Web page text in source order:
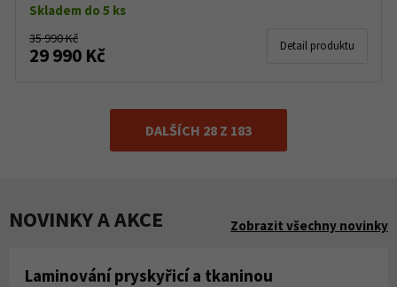
Skladem do 5 ks
35 990 Kč
29 990 Kč Detail produktu
DALŠÍCH 28 Z 183
NOVINKY A AKCE Zobrazit všechny novinky
Laminování pryskyřicí a tkaninou